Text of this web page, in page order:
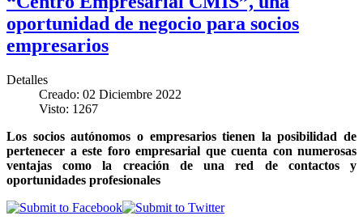
oportunidad de negocio para socios
empresarios
Detalles
Creado: 02 Diciembre 2022
Visto: 1267
Los socios autónomos o empresarios tienen la posibilidad de
pertenecer a este foro empresarial que cuenta con numerosas
ventajas como la creación de una red de contactos y
oportunidades profesionales